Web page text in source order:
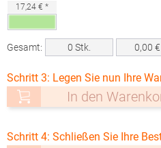
17,24 € *
Gesamt: 0 Stk. 0,00
Schritt 3: Legen Sie nun Ihre
In den
Schritt 4: Schließen Sie Ihre